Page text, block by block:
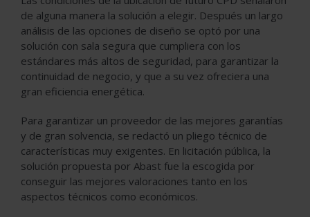
de alguna manera la solución a elegir. Después un largo
análisis de las opciones de diseño se optó por una
solución con sala segura que cumpliera con los
estándares más altos de seguridad, para garantizar la
continuidad de negocio, y que a su vez ofreciera una
gran eficiencia energética.
Para garantizar un proveedor de las mejores garantías
y de gran solvencia, se redactó un pliego técnico de
características muy exigentes. En licitación pública, la
solución propuesta por Abast fue la escogida por
conseguir las mejores valoraciones tanto en los
aspectos técnicos como económicos.